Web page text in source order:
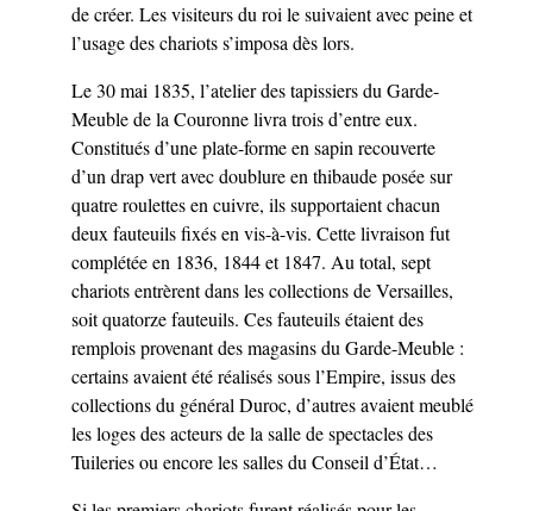
de créer. Les visiteurs du roi le suivaient avec peine et
l’usage des chariots s’imposa dès lors.
Le 30 mai 1835, l’atelier des tapissiers du Garde-
Meuble de la Couronne livra trois d’entre eux.
Constitués d’une plate-forme en sapin recouverte
d’un drap vert avec doublure en thibaude posée sur
quatre roulettes en cuivre, ils supportaient chacun
deux fauteuils fixés en vis-à-vis. Cette livraison fut
complétée en 1836, 1844 et 1847. Au total, sept
chariots entrèrent dans les collections de Versailles,
soit quatorze fauteuils. Ces fauteuils étaient des
remplois provenant des magasins du Garde-Meuble :
certains avaient été réalisés sous l’Empire, issus des
collections du général Duroc, d’autres avaient meublé
les loges des acteurs de la salle de spectacles des
Tuileries ou encore les salles du Conseil d’État…